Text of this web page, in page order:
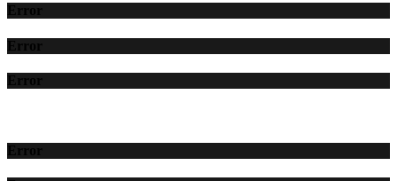
Error
Error
Error
Error